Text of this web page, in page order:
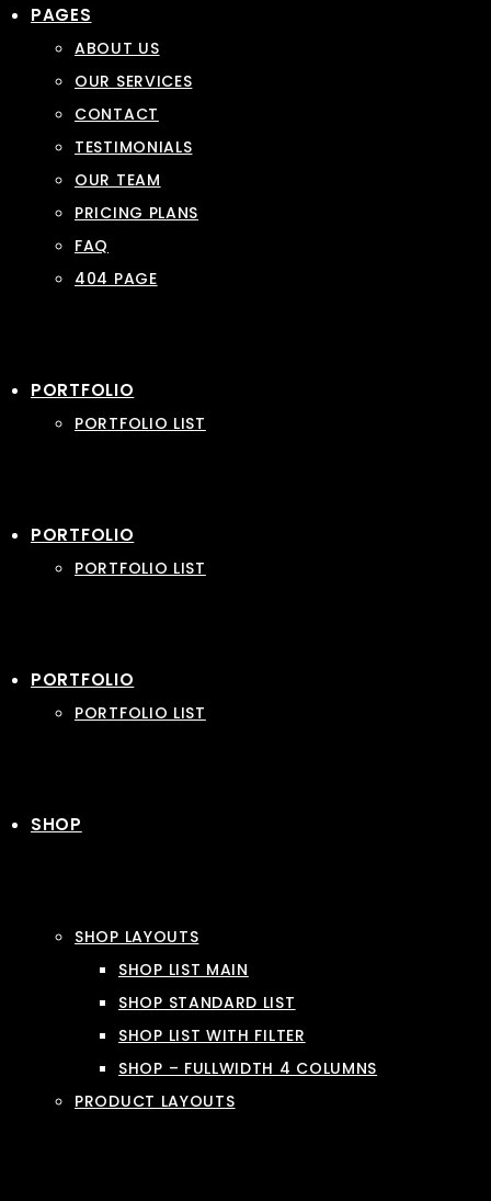
PAGES
ABOUT US
OUR SERVICES
CONTACT
TESTIMONIALS
OUR TEAM
PRICING PLANS
FAQ
404 PAGE
PORTFOLIO
PORTFOLIO LIST
PORTFOLIO
PORTFOLIO LIST
PORTFOLIO
PORTFOLIO LIST
SHOP
SHOP LAYOUTS
SHOP LIST MAIN
SHOP STANDARD LIST
SHOP LIST WITH FILTER
SHOP – FULLWIDTH 4 COLUMNS
PRODUCT LAYOUTS